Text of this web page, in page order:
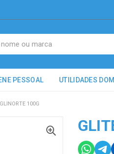
PESSOAL UTILIDADES
100G